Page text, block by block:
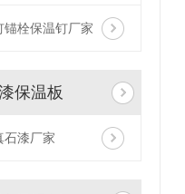
锚栓保温钉厂家
保温板
石漆厂家